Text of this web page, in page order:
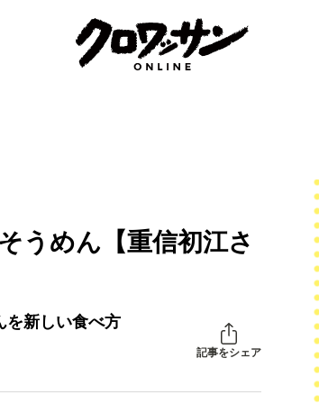
うめん【重信初江さ
を新しい食べ方
記事をシェア